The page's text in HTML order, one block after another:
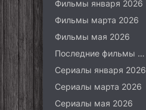
Фильмы января 2026
Фильмы марта 2026
Фильмы мая 2026
Последние фильмы 2026
Сериалы января 2026
Сериалы марта 2026
Сериалы мая 2026